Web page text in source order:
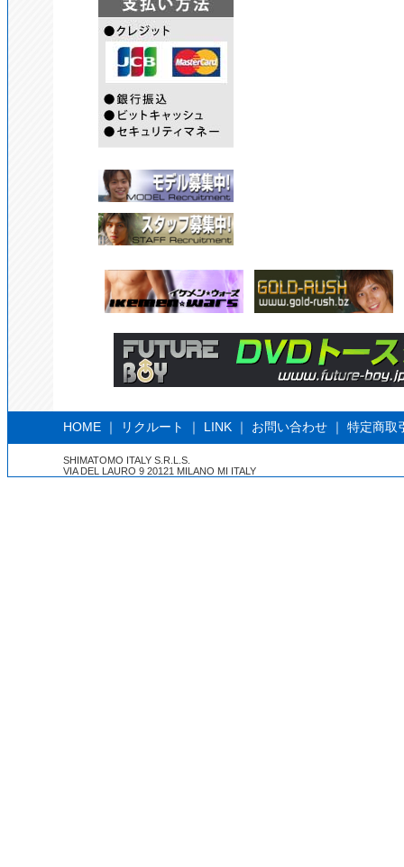
HOME ｜ リクルート ｜ LINK ｜ お問い合わせ ｜ 特定商取
SHIMATOMO ITALY S.R.L.S.
VIA DEL LAURO 9 20121 MILANO MI ITALY